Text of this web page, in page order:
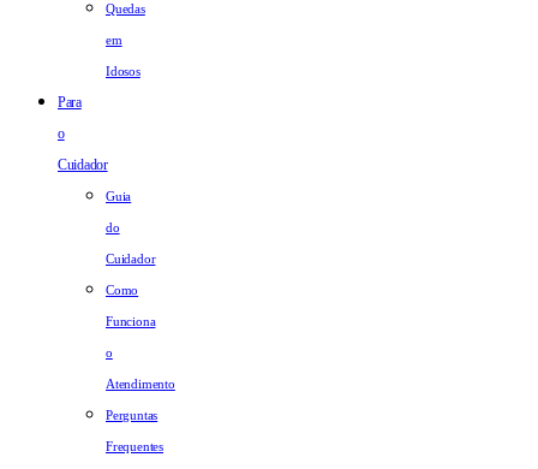
Quedas
em
Idosos
Para
o
Cuidador
Guia
do
Cuidador
Como
Funciona
o
Atendimento
Perguntas
Frequentes